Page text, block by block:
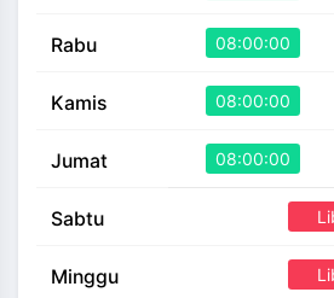
Rabu 08:00:00
Kamis 08:00:00
Jumat 08:00:00
Sabtu
Minggu